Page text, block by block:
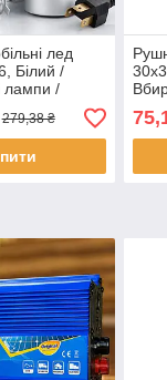
лед
Білий /
лампи /
лампи
279,38 ₴